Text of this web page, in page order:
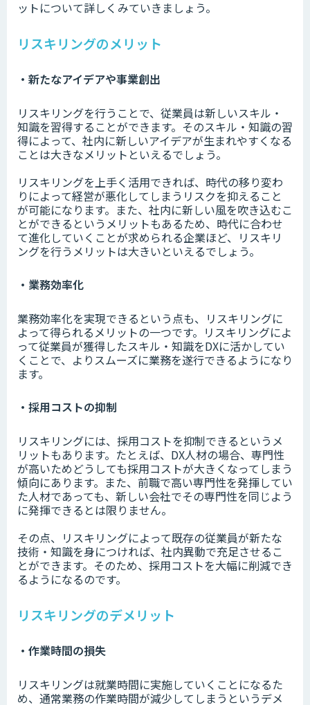
ットについて詳しくみていきましょう。
リスキリングのメリット
・新たなアイデアや事業創出
リスキリングを行うことで、従業員は新しいスキル・
知識を習得することができます。そのスキル・知識の習
得によって、社内に新しいアイデアが生まれやすくなる
ことは大きなメリットといえるでしょう。
リスキリングを上手く活用できれば、時代の移り変わ
りによって経営が悪化してしまうリスクを抑えること
が可能になります。また、社内に新しい風を吹き込むこ
とができるというメリットもあるため、時代に合わせ
て進化していくことが求められる企業ほど、リスキリ
ングを行うメリットは大きいといえるでしょう。
・業務効率化
業務効率化を実現できるという点も、リスキリングに
よって得られるメリットの一つです。リスキリングによ
って従業員が獲得したスキル・知識をDXに活かしてい
くことで、よりスムーズに業務を遂行できるようになり
ます。
・採用コストの抑制
リスキリングには、採用コストを抑制できるというメ
リットもあります。たとえば、DX人材の場合、専門性
が高いためどうしても採用コストが大きくなってしまう
傾向にあります。また、前職で高い専門性を発揮してい
た人材であっても、新しい会社でその専門性を同じよう
に発揮できるとは限りません。
その点、リスキリングによって既存の従業員が新たな
技術・知識を身につければ、社内異動で充足させるこ
とができます。そのため、採用コストを大幅に削減でき
るようになるのです。
リスキリングのデメリット
・作業時間の損失
リスキリングは就業時間に実施していくことになるた
め、通常業務の作業時間が減少してしまうというデメ